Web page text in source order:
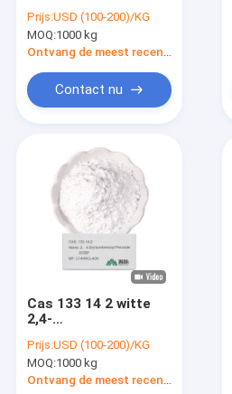
Producten
Videos
Ongeveer ons
Contacteer ons
133-14-2 C14h6cl4o4
Dcbp Tc2
Prijs:USD (100-200)/KG
MOQ:1000 kg
Ontvang de meest recente Prijs
Contact nu
Cas 133 14 2 witte
2,4-
voor katalysatoren
en initiatoren
Prijs:USD (100-200)/KG
MOQ:1000 kg
Ontvang de meest recente Prijs